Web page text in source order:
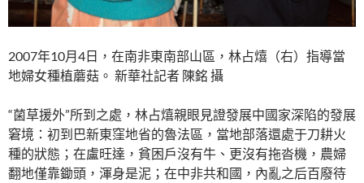
2007年10月4日，在南非東南部山區，林占熺（右）指導當
地婦女種植蘑菇。 新華社記者 陳銘 攝
“菌草援外”所到之處，林占熺親眼見證發展中國家深陷的發展
窘境：初到巴新東窪地省的魯法區，當地部落還處于刀耕火
種的狀態；在盧旺達，貧困戶沒有牛、更沒有拖沓機，農婦
翻地僅靠鋤頭，渾身是泥；在中非共和國，內亂之后百廢待